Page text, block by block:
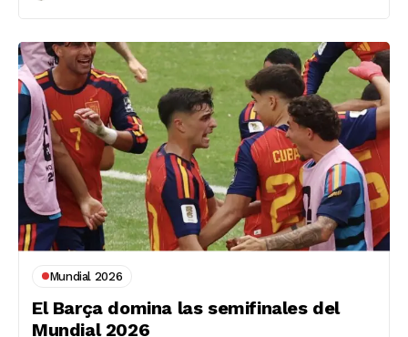
Mundial 2026
El Barça domina las semifinales del
Mundial 2026